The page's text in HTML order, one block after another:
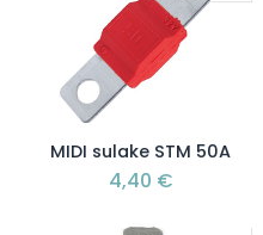
MIDI sulake STM 50A
4,40 €